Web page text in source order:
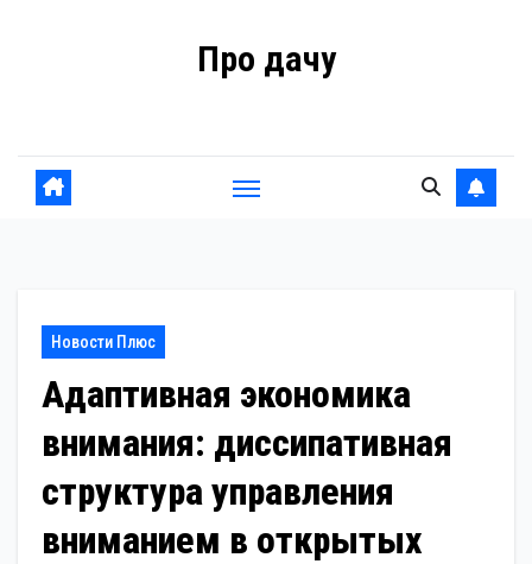
Про дачу
Новости Плюс
Адаптивная экономика
внимания: диссипативная
структура управления
вниманием в открытых